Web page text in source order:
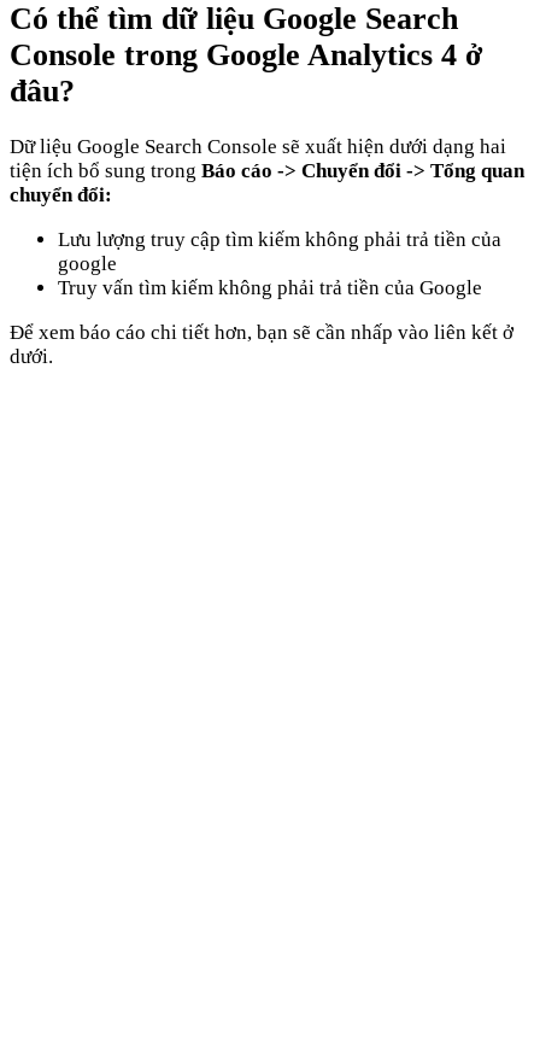
Có thể tìm dữ liệu Google Search
Console trong Google Analytics 4 ở
đâu?
Dữ liệu Google Search Console sẽ xuất hiện dưới dạng hai
tiện ích bổ sung trong Báo cáo -> Chuyển đổi -> Tổng quan
chuyển đổi:
Lưu lượng truy cập tìm kiếm không phải trả tiền của
google
Truy vấn tìm kiếm không phải trả tiền của Google
Để xem báo cáo chi tiết hơn, bạn sẽ cần nhấp vào liên kết ở
dưới.